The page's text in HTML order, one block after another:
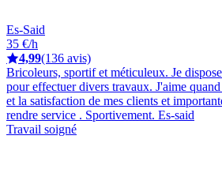
Es-Said
35 €/h
4,99(136 avis)
Bricoleurs, sportif et méticuleux. Je
pour effectuer divers travaux. J'aime
et la satisfaction de mes clients et
rendre service . Sportivement. Es-said
Travail soigné